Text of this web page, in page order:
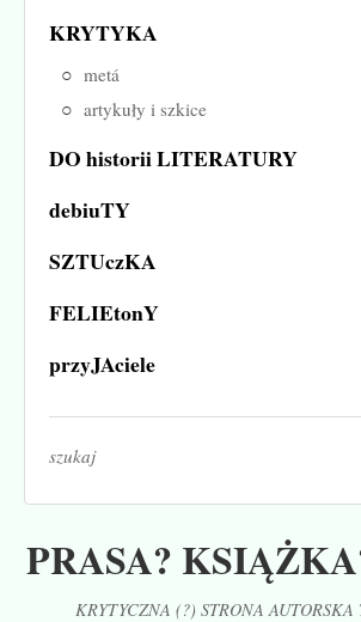
PRASA?
KRYTYCZNA (?) STRONA
KRYTYKA
metá
artykuły i szkice
DO historii LITERATURY
debiuTY
SZTUczKA
FELIEtonY
przyJAciele
szukaj